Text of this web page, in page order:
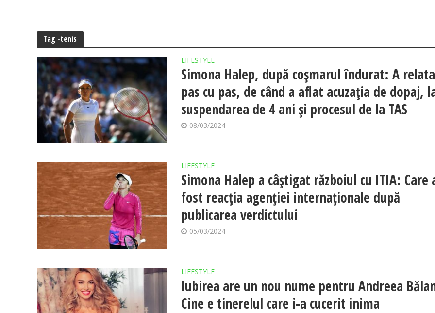
Tag -tenis
LIFESTYLE
Simona Halep, după coșmarul îndurat: A
pas cu pas, de când a aflat acuzația de dopaj,
suspendarea de 4 ani și procesul de la TAS
08/03/2024
LIFESTYLE
Simona Halep a câștigat războiul cu ITIA: Care
fost reacția agenției internaționale după
publicarea verdictului
05/03/2024
LIFESTYLE
Iubirea are un nou nume pentru Andreea
Cine e tinerelul care i-a cucerit inima